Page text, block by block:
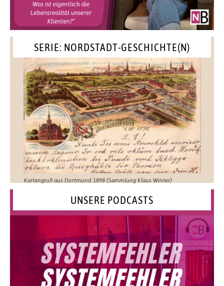
SERIE: NORDSTADT-GESCHICHTE(N)
Kartengruß aus Dortmund 1898 (Sammlung Klaus Winter)
UNSERE PODCASTS